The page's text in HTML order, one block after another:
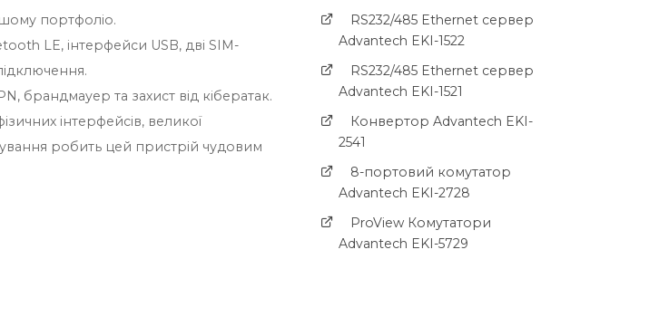
портфоліо.
LE, інтерфейси USB, дві SIM-
брандмауер та захист від кібератак.
інтерфейсів, великої
робить цей пристрій чудовим
RS232/485 Ethernet сервер
Advantech EKI-1522
RS232/485 Ethernet сервер
Advantech EKI-1521
Конвертор Advantech EKI-
2541
8-портовий комутатор
Advantech EKI-2728
ProView Комутатори
Advantech EKI-5729